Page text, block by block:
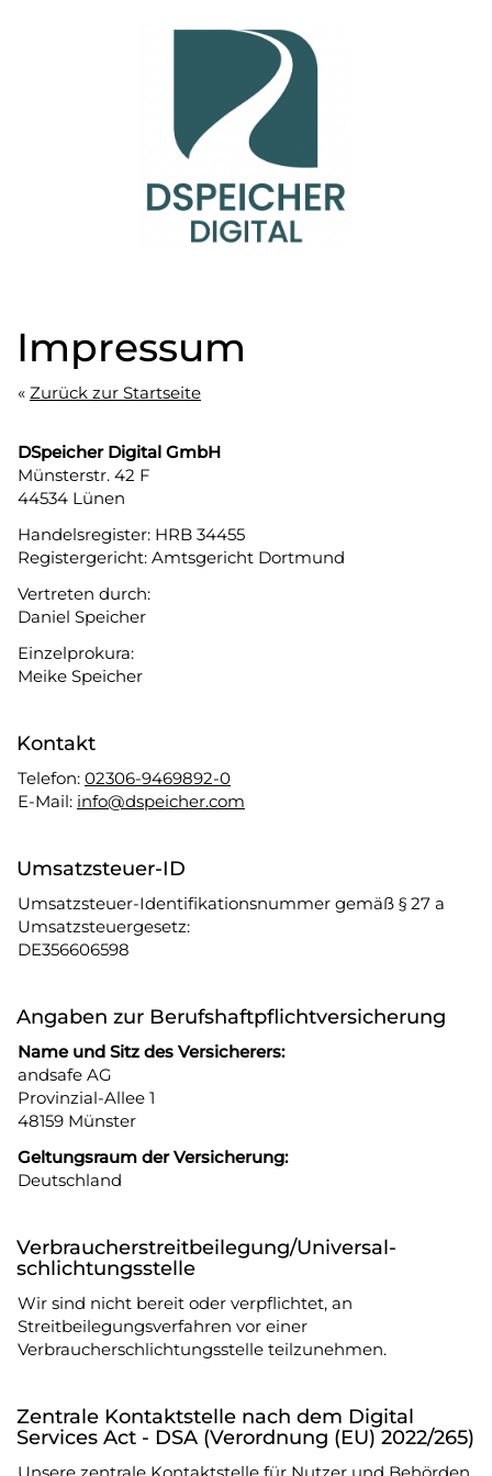
Impressum
« Zurück zur Startseite
DSpeicher Digital GmbH
Münsterstr. 42 F
44534 Lünen
Handelsregister: HRB 34455
Registergericht: Amtsgericht Dortmund
Vertreten durch:
Daniel Speicher
Einzelprokura:
Meike Speicher
Kontakt
Telefon: 02306-9469892-0
E-Mail: info@dspeicher.com
Umsatzsteuer-ID
Umsatzsteuer-Identifikationsnummer gemäß § 27 a
Umsatzsteuergesetz:
DE356606598
Angaben zur Berufs­haftpflicht­versicherung
Name und Sitz des Versicherers:
andsafe AG
Provinzial-Allee 1
48159 Münster
Geltungsraum der Versicherung:
Deutschland
Verbraucher­streit­beilegung/Universal­
schlichtungs­stelle
Wir sind nicht bereit oder verpflichtet, an
Streitbeilegungsverfahren vor einer
Verbraucherschlichtungsstelle teilzunehmen.
Zentrale Kontaktstelle nach dem Digital
Services Act - DSA (Verordnung (EU) 2022/265)